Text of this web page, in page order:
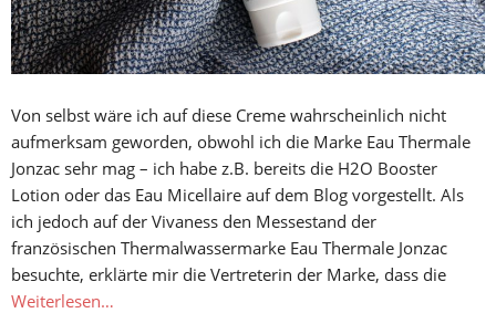
Von selbst wäre ich auf diese Creme wahrscheinlich nicht
aufmerksam geworden, obwohl ich die Marke Eau Thermale
Jonzac sehr mag – ich habe z.B. bereits die H2O Booster
Lotion oder das Eau Micellaire auf dem Blog vorgestellt. Als
ich jedoch auf der Vivaness den Messestand der
französischen Thermalwassermarke Eau Thermale Jonzac
besuchte, erklärte mir die Vertreterin der Marke, dass die
Weiterlesen…